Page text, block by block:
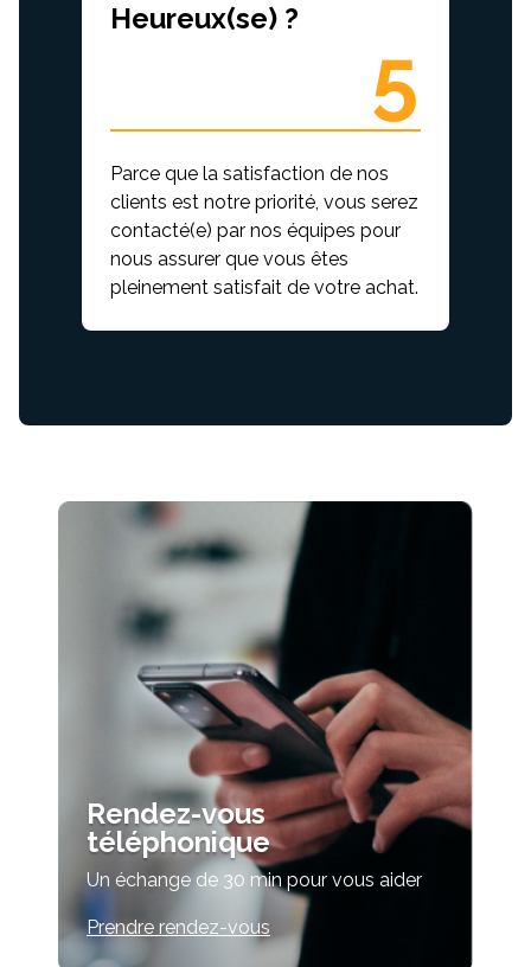
5
Heureux(se) ?
Parce que la satisfaction de nos
clients est notre priorité, vous serez
contacté(e) par nos équipes pour
nous assurer que vous êtes
pleinement satisfait de votre achat.
Rendez-vous
téléphonique
Un échange de 30 min pour vous aider
Prendre rendez-vous